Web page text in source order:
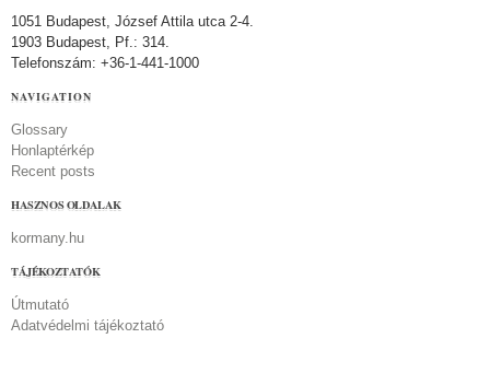
1051 Budapest, József Attila utca 2-4.
1903 Budapest, Pf.: 314.
Telefonszám: +36-1-441-1000
NAVIGATION
Glossary
Honlaptérkép
Recent posts
HASZNOS OLDALAK
kormany.hu
TÁJÉKOZTATÓK
Útmutató
Adatvédelmi tájékoztató